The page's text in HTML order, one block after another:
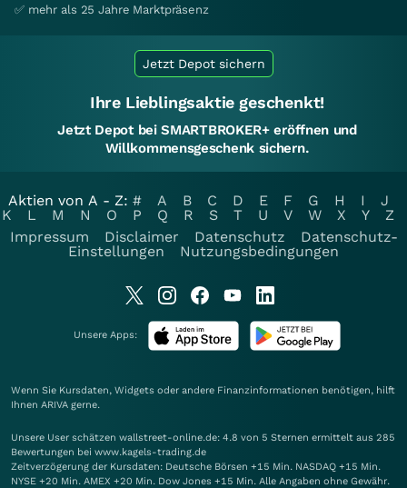
✅ mehr als 25 Jahre Marktpräsenz
Jetzt Depot sichern
Ihre Lieblingsaktie geschenkt!
Jetzt Depot bei SMARTBROKER+ eröffnen und
Willkommensgeschenk sichern.
Aktien von A - Z: # A B C D E F G H I
J
K
L M N O P Q R S T U V W X Y
Z
Impressum
Disclaimer Datenschutz
Datenschutz-
Einstellungen
Nutzungsbedingungen
Unsere Apps:
Wenn Sie Kursdaten, Widgets oder andere Finanzinformationen benötigen, hilft
Ihnen ARIVA gerne.
Unsere User schätzen wallstreet-online.de: 4.8 von 5 Sternen ermittelt aus 285
Bewertungen bei www.kagels-trading.de
Zeitverzögerung der Kursdaten: Deutsche Börsen +15 Min. NASDAQ +15 Min.
NYSE +20 Min. AMEX +20 Min. Dow Jones +15 Min. Alle Angaben ohne Gewähr.